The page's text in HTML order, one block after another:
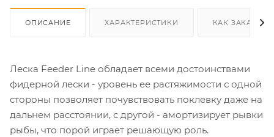
ОПИСАНИЕ ХАРАКТЕРИСТИКИ КАК ЗАКАЗАТЬ
Леска Feeder Line обладает всеми достоинствами
фидерной лески - уровень ее растяжимости с одной
стороны позволяет почувствовать поклевку даже на
дальнем расстоянии, с другой - амортизирует рывки
рыбы, что порой играет решающую роль.